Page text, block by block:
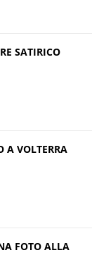
SATIRICO
A VOLTERRA
FOTO ALLA